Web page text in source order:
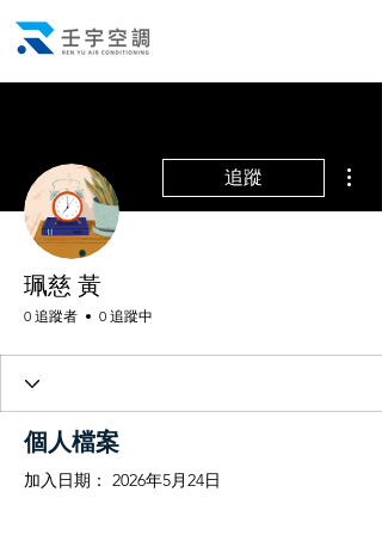
追蹤
珮慈 黃
0 追蹤者 0 追蹤中
個人檔案
加入日期： 2026年5月24日